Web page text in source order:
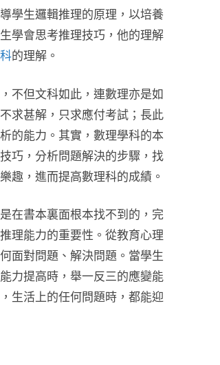
學生邏輯推理的原理，以培養
學會思考推理技巧，他的理解
的理解。
不但文科如此，連數理亦是如
求甚解，只求應付考試；長此
的能力。其實，數理學科的本
巧，分析問題解決的步驟，找
趣，進而提高數理科的成績。
在書本裏面根本找不到的，完
理能力的重要性。從教育心理
面對問題、解決問題。當學生
力提高時，舉一反三的應變能
生活上的任何問題時，都能迎